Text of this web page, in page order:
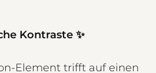
Kontraste ✨
Element trifft auf einen